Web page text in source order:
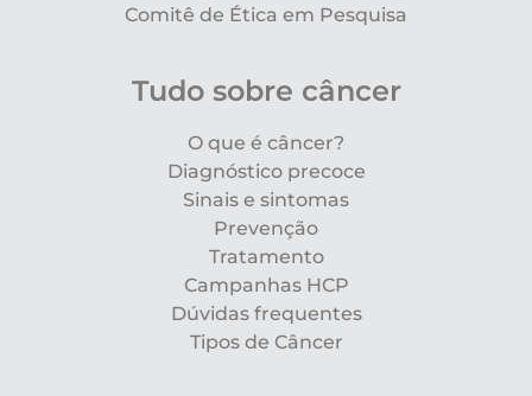
Comitê de Ética em Pesquisa
Tudo sobre câncer
O que é câncer?
Diagnóstico precoce
Sinais e sintomas
Prevenção
Tratamento
Campanhas HCP
Dúvidas frequentes
Tipos de Câncer